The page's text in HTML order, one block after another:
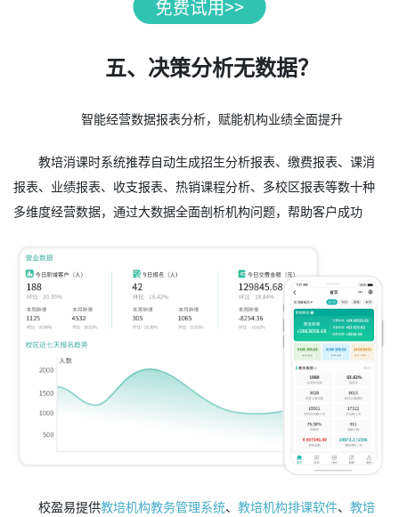
五、决策分析无数据？
智能经营数据报表分析，赋能机构业绩全面提升
教培消课时系统推荐自动生成招生分析报表、缴费报表、课消
报表、业绩报表、收支报表、热销课程分析、多校区报表等数十种
多维度经营数据，通过大数据全面剖析机构问题，帮助客户成功
校盈易提供教培机构教务管理系统、教培机构排课软件、教培